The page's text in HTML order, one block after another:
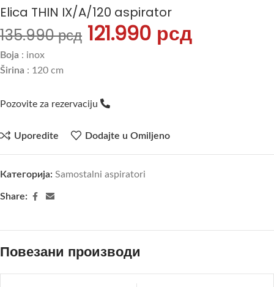
Elica THIN IX/A/120 aspirator
135.990рсд 121.990 рсд
Boja : inox
Širina : 120 cm
Pozovite za rezervaciju
Uporedite Dodajte u Omiljeno
Категорија: Samostalni aspiratori
Share:
Повезани производи